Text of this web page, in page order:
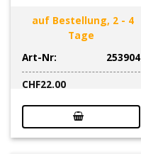
auf Bestellung, 2 - 4
Tage
Art-Nr:
253904
CHF22.00